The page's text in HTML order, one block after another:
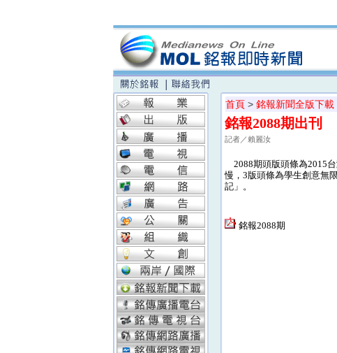
首頁 > 銘報新聞全版下載
銘報2088期出刊
記者／賴麗汝
2088期頭版頭條為2015
慢，3版頭條為學生創意無
記」。
銘報2088期